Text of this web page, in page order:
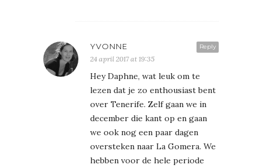
Reply
YVONNE
24 april 2017 at 19:35
Hey Daphne, wat leuk om te
lezen dat je zo enthousiast bent
over Tenerife. Zelf gaan we in
december die kant op en gaan
we ook nog een paar dagen
oversteken naar La Gomera. We
hebben voor de hele periode